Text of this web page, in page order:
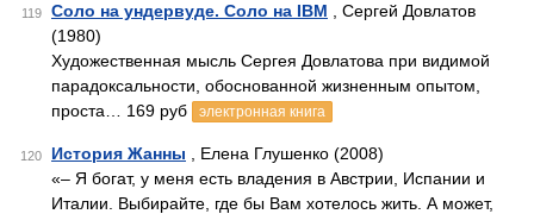
119 Соло на ундервуде. Соло на IBM , Сергей Довлатов
(1980)
Художественная мысль Сергея Довлатова при видимой
парадоксальности, обоснованной жизненным опытом,
проста… 169 руб
электронная книга
120 История Жанны , Елена Глушенко (2008)
«– Я богат, у меня есть владения в Австрии, Испании и
Италии. Выбирайте, где бы Вам хотелось жить. А может,